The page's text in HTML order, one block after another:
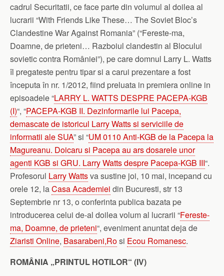
cadrul Securitatii, ce face parte din volumul al doilea al
lucrarii “With Friends Like These… The Soviet Bloc’s
Clandestine War Against Romania” (“Fereste-ma,
Doamne, de prieteni… Razboiul clandestin al Blocului
sovietic contra României”), pe care domnul Larry L. Watts
îl pregateste pentru tipar si a carui prezentare a fost
începuta în nr. 1/2012, fiind preluata in premiera online in
episoadele “LARRY L. WATTS DESPRE PACEPA-KGB
(I)“, “PACEPA-KGB II. Dezinformarile lui Pacepa,
demascate de istoricul Larry Watts si serviciile de
informatii ale SUA” si “UM 0110 Anti-KGB de la Pacepa la
Magureanu. Doicaru si Pacepa au ars dosarele unor
agenti KGB si GRU. Larry Watts despre Pacepa-KGB III“.
Profesorul Larry Wattsva sustine joi, 10 mai, incepand cu
orele 12, laCasa Academiei din Bucuresti, str 13
Septembrie nr 13, o conferinta publica bazata pe
introducerea celui de-al doilea volum al lucrarii “Fereste-
ma, Doamne, de prieteni“, eveniment anuntat deja de
Ziaristi Online, Basarabeni,Rosi Ecou Romanesc.
ROMÂNIA „PRINTUL HOTILOR“ (IV)